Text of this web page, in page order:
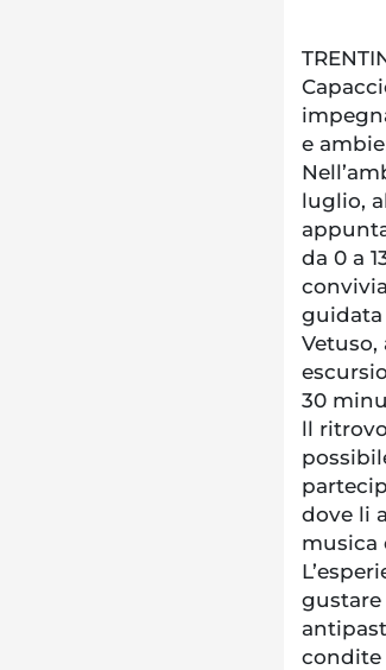
e
luglio,
da 0 a
guidata
30
ll
dove li
musica
gustare
condite